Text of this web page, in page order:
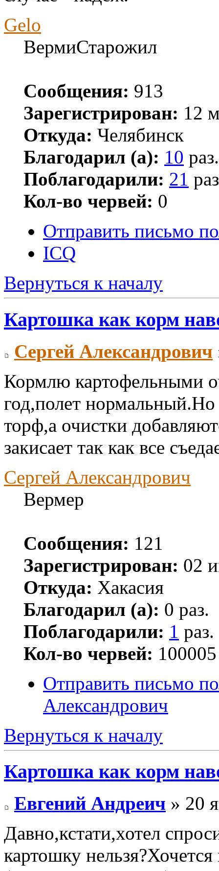
Gelo
ВермиСтарожил
Сообщения: 913
Зарегистрирован: 12
Откуда: Челябинск
Благодарил (а): 10 раз.
Поблагодарили: 21
Кол-во червей: 0
Отправить письмо
ICQ
Вернуться к началу
Картошка как корм
Сергей Александрович
Кормлю картофельными
год,полет
торф,а очистки
закисает так как все
Сергей Александрович
Вермер
Сообщения: 121
Зарегистрирован: 02
Откуда: Хакасия
Благодарил (а): 0 раз.
Поблагодарили: 1 раз.
Кол-во червей: 100005
Отправить письмо
Александрович
Вернуться к началу
Картошка как корм
Евгений Андреич » 20
Давно,кстати,хотел
картошку